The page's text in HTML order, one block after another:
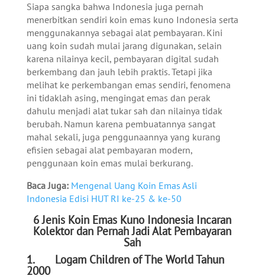
Siapa sangka bahwa Indonesia juga pernah
menerbitkan sendiri koin emas kuno Indonesia serta
menggunakannya sebagai alat pembayaran. Kini
uang koin sudah mulai jarang digunakan, selain
karena nilainya kecil, pembayaran digital sudah
berkembang dan jauh lebih praktis. Tetapi jika
melihat ke perkembangan emas sendiri, fenomena
ini tidaklah asing, mengingat emas dan perak
dahulu menjadi alat tukar sah dan nilainya tidak
berubah. Namun karena pembuatannya sangat
mahal sekali, juga penggunaannya yang kurang
efisien sebagai alat pembayaran modern,
penggunaan koin emas mulai berkurang.
Baca Juga: Mengenal Uang Koin Emas Asli
Indonesia Edisi HUT RI ke-25 & ke-50
6 Jenis Koin Emas Kuno Indonesia Incaran
Kolektor dan Pernah Jadi Alat Pembayaran
Sah
1. Logam Children of The World Tahun
2000